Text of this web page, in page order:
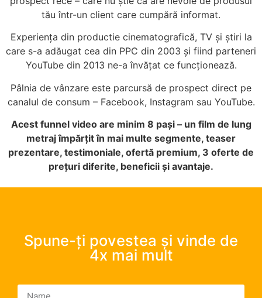
tău într-un client care cumpără informat.
Experiența din productie cinematografică, TV și știri la
care s-a adăugat cea din PPC din 2003 și fiind parteneri
YouTube din 2013 ne-a învățat ce funcționează.
Pâlnia de vânzare este parcursă de prospect direct pe
canalul de consum – Facebook, Instagram sau YouTube.
Acest funnel video are minim 8 pași – un film de lung
metraj împărțit în mai multe segmente, teaser
prezentare, testimoniale, ofertă premium, 3 oferte de
prețuri diferite, beneficii și avantaje.
Spune-ți povestea și vinde de
4x mai mult